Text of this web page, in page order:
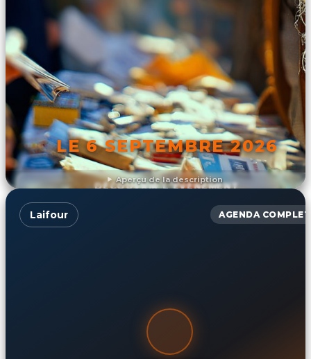
Aperçu de la description
LE 6 SEPTEMBRE 2026
DÉCOUVRIR L'ÉVÉNEMENT
Laifour AGENDA COMPLET